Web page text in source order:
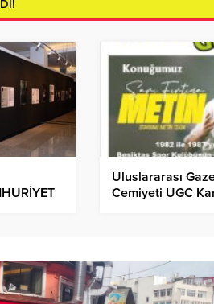
Uluslararası
Cemiyeti UGC